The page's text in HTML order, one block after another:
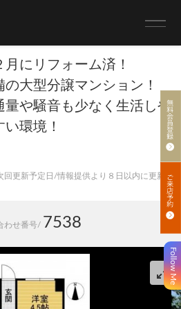
Follow Me
買 検索一覧
ランドハイツ
月にリフォーム済！
大型分譲マンション！
量や騒音も少なく生活しや
い環境！
新予定日/情報提供より８日以内に更新
わせ番号/ 7538